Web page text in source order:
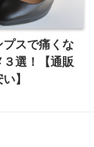
プスで痛くな
選！【通販
】